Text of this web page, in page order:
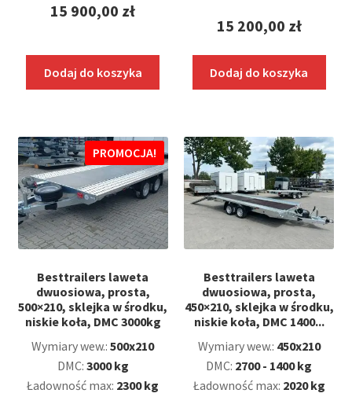
15 900,00 zł
Dodaj do koszyka
15 200,00 zł
Dodaj do koszyka
Besttrailers laweta
dwuosiowa, prosta,
500×210, sklejka w środku,
niskie koła, DMC 3000kg
Wymiary wew.:500x210
DMC: 3000 kg
Ładowność max: 2300 kg
PROMOCJA!
Besttrailers laweta
dwuosiowa, prosta,
450×210, sklejka w środku,
niskie koła, DMC 1400...
Wymiary wew.: 450x210
DMC: 2700 - 1400 kg
Ładowność max: 2020 kg